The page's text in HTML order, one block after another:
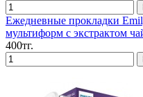
Ежедневные прокладки
мультиформ с экстрактом
400тг.